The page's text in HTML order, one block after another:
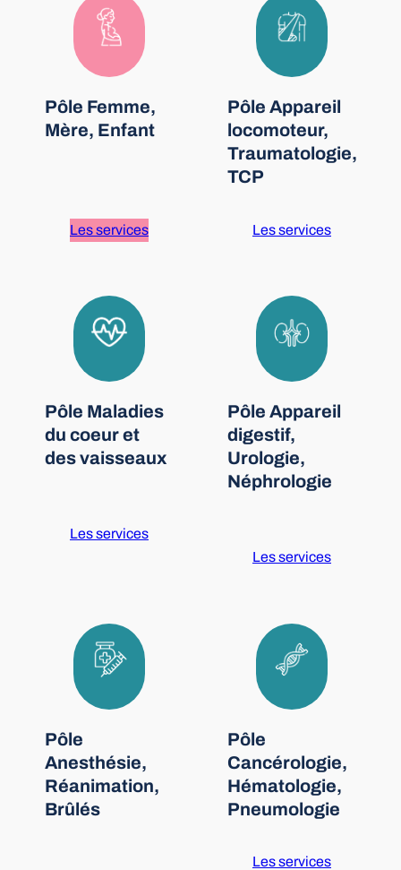
Pôle Femme,
Mère, Enfant
Les services
Pôle Appareil
locomoteur,
Traumatologie,
TCP
Les services
Pôle Maladies
du coeur et
des vaisseaux
Les services
Pôle Appareil
digestif,
Urologie,
Néphrologie
Les services
Pôle
Anesthésie,
Réanimation,
Brûlés
Pôle
Cancérologie,
Hématologie,
Pneumologie
Les services